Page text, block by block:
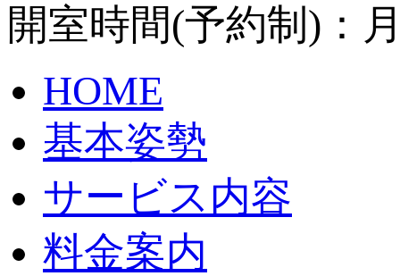
開室時間(予約制)：
HOME
基本姿勢
サービス内容
料金案内